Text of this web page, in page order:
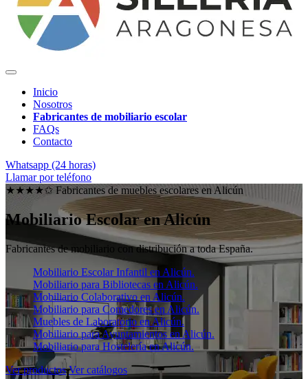
Inicio
Nosotros
Fabricantes de mobiliario escolar
FAQs
Contacto
Whatsapp (24 horas)
Llamar por teléfono
★★★★✩ Fabricantes de muebles escolares en Alicún
Mobiliario Escolar enAlicún
Fabricantes de mobiliario con distribución a toda España.
Mobiliario Escolar Infantil en Alicún.
Mobiliario para Bibliotecas en Alicún.
Mobiliario Colaborativo en Alicún.
Mobiliario para Comedores en Alicún.
Muebles de Laboratorio en Alicún.
Mobiliario para Ayuntamientos en Alicún.
Mobiliario para Hostelería en Alicún.
Ver productos Ver catálogos